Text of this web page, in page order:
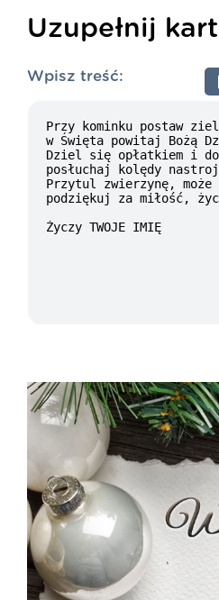
Uzupełnij
Wpisz treść: